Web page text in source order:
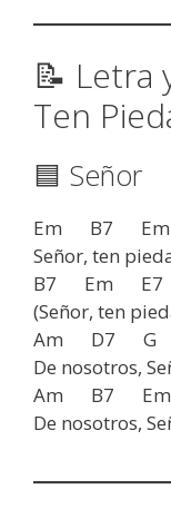
📝 Letra
Ten
🟦 Señor
Em B7 Em
Señor, ten
B7 Em E7
(Señor, ten
Am D7 G
De nosotros,
Am B7 Em
De nosotros,